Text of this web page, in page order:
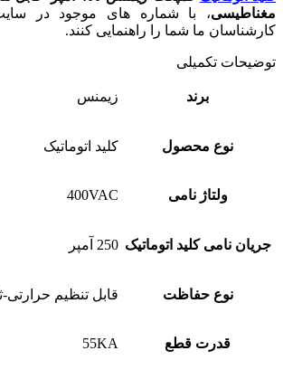
مغناطیسی، با شماره های موجود در
کارشناسان ما شما را راهنمایی کنند.
توضیحات تکمیلی
برند زیمنس
نوع محصول کلید اتوماتیک
ولتاژ نامی 400VAC
جریان نامی کلید اتوماتیک 250 آمپر
نوع حفاظت قابل تنظیم
قدرت قطع 55KA